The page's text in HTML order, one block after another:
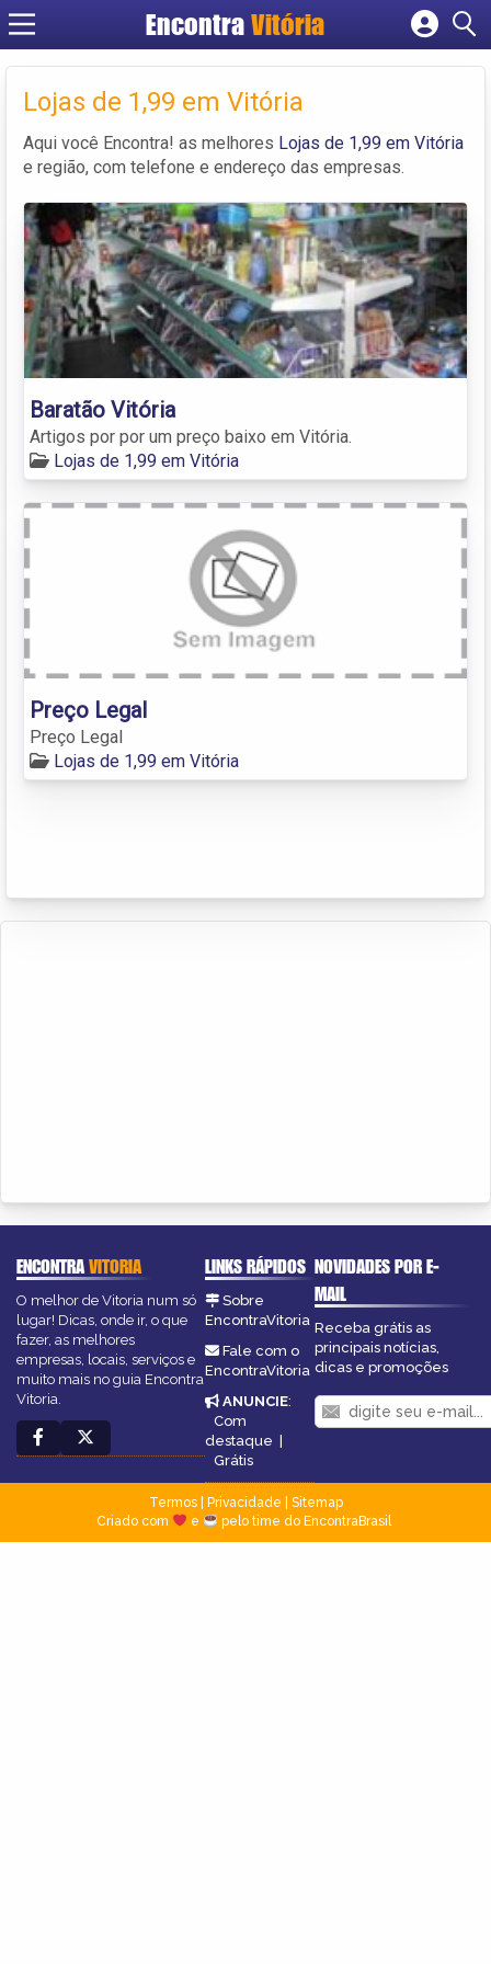
Encontra Vitória
Cadastrar empresa
Criar conta
Lojas de 1,99 em Vitória
Aqui você Encontra! as melhores Lojas de 1,99 em Vitória
e região, com telefone e endereço das empresas.
Baratão Vitória
Artigos por por um preço baixo em Vitória.
Lojas de 1,99 em Vitória
Preço Legal
Preço Legal
Lojas de 1,99 em Vitória
ENCONTRAVITORIA
O melhor de Vitoria num só
lugar! Dicas, onde ir, o que
fazer, as melhores
empresas, locais, serviços e
muito mais no guia Encontra
Vitoria.
LINKS RÁPIDOS
Sobre
EncontraVitoria
Fale com o
EncontraVitoria
ANUNCIE:
Com
destaque |
Grátis
NOVIDADES POR E-
MAIL
Receba grátis as
principais notícias,
dicas e promoções
Termos| Privacidade
Sitemap
Criado com
e pelo time do EncontraBrasil